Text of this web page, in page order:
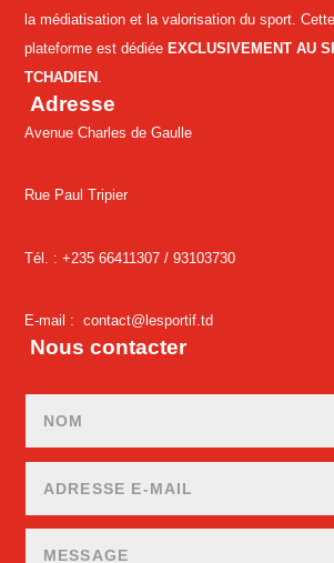
la médiatisation et la valorisation du sport. Cette
plateforme est dédiée EXCLUSIVEMENT AU
TCHADIEN
Adresse
Avenue Charles de Gaulle
Rue Paul Tripier
Tél. : +235 66411307 /93103730
E-mail :contact@lesportif.td
Nous contacter